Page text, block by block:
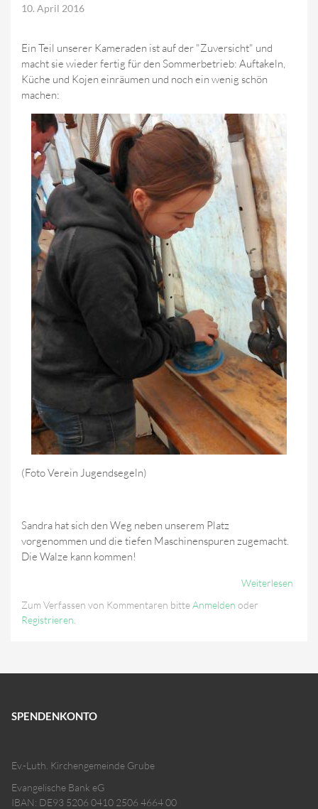
10. April 2016
Ein Teil unserer Kameraden ist auf der "Zuversicht" und
macht sie wieder fertig für den Sommerbetrieb: Auftakeln,
Küche und Kojen einräumen und noch ein wenig schön
machen:
(Foto Verein Jugendsegeln)
Sandra hat sich den Weg neben unserem Platz
vorgenommen und die tiefen Maschinenspuren zugemacht.
Die Walze kann kommen!
Weiterlesen
Zum Verfassen von Kommentaren bitteAnmelden oder
Registrieren
SPENDENKONTO
Ev.-Luth. Kirchengemeinde Grube
Evangelische Bank eG
IBAN: DE93 5206 0410 2506 4664 00